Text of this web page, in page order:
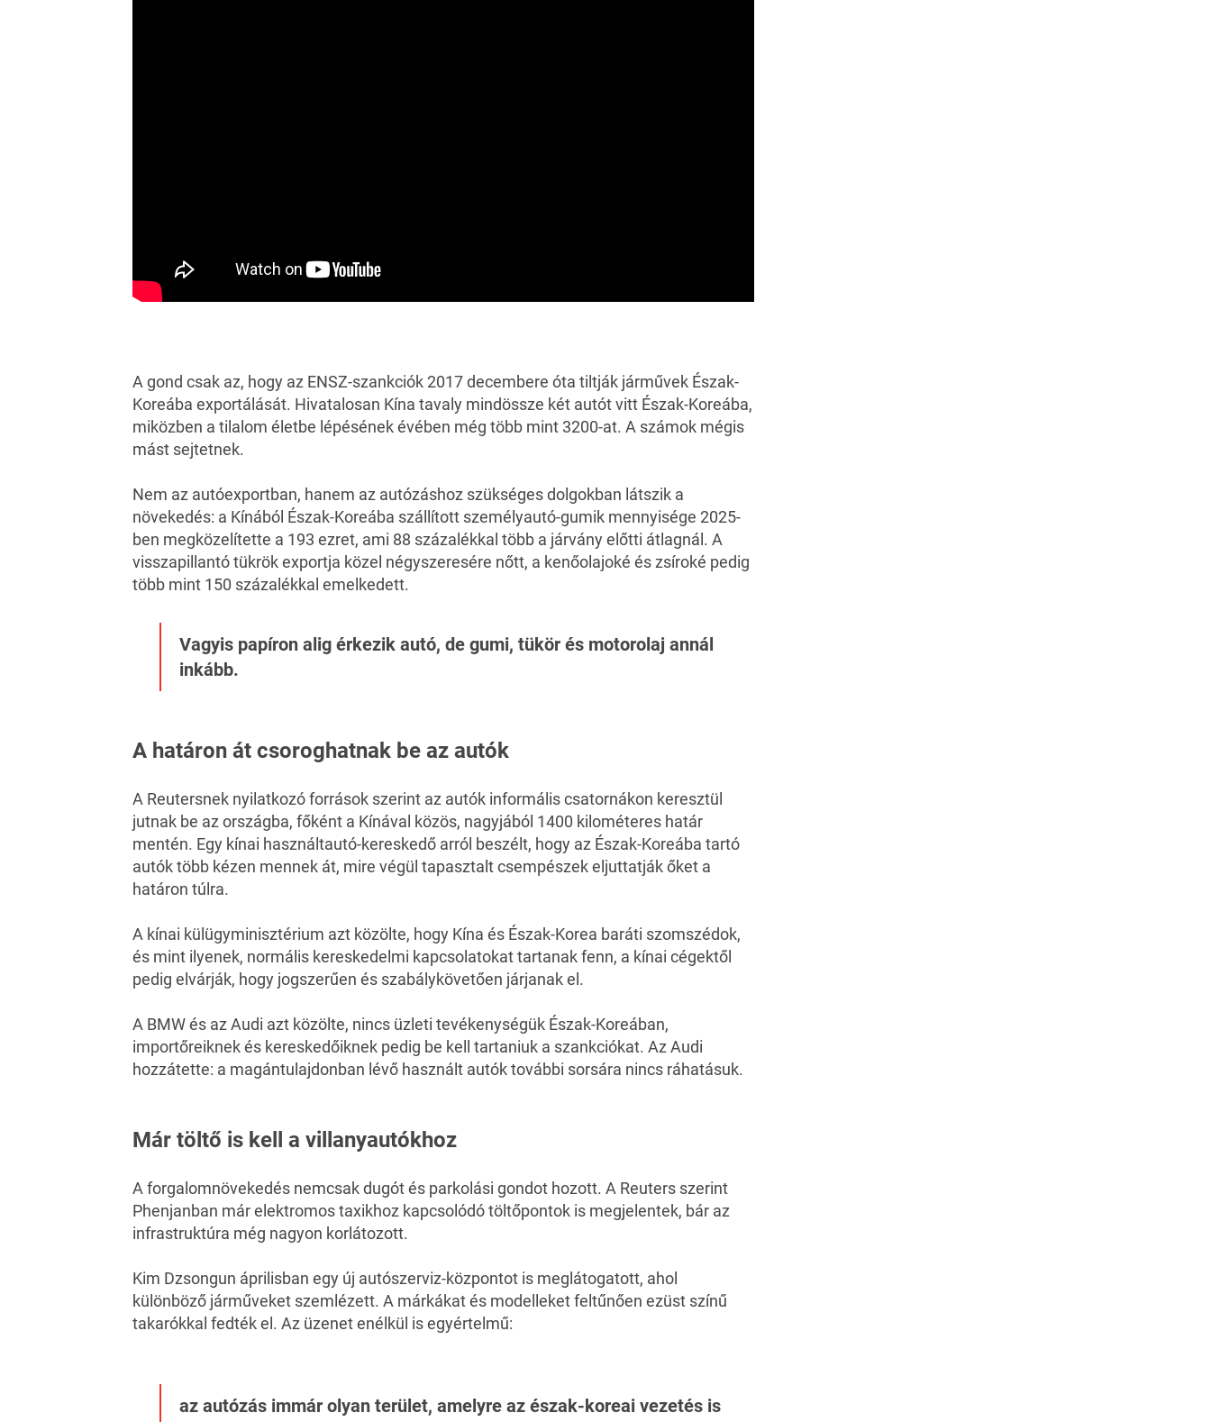
A gond csak az, hogy az ENSZ-szankciók 2017 decembere óta tiltják járművek Észak-
Koreába exportálását. Hivatalosan Kína tavaly mindössze két autót vitt Észak-Koreába,
miközben a tilalom életbe lépésének évében még több mint 3200-at. A számok mégis
mást sejtetnek.
Nem az autóexportban, hanem az autózáshoz szükséges dolgokban látszik a
növekedés: a Kínából Észak-Koreába szállított személyautó-gumik mennyisége 2025-
ben megközelítette a 193 ezret, ami 88 százalékkal több a járvány előtti átlagnál. A
visszapillantó tükrök exportja közel négyszeresére nőtt, a kenőolajoké és zsíroké pedig
több mint 150 százalékkal emelkedett.
Vagyis papíron alig érkezik autó, de gumi, tükör és motorolaj annál
inkább.
A határon át csoroghatnak be az autók
A Reutersnek nyilatkozó források szerint az autók informális csatornákon keresztül
jutnak be az országba, főként a Kínával közös, nagyjából 1400 kilométeres határ
mentén. Egy kínai használtautó-kereskedő arról beszélt, hogy az Észak-Koreába tartó
autók több kézen mennek át, mire végül tapasztalt csempészek eljuttatják őket a
határon túlra.
A kínai külügyminisztérium azt közölte, hogy Kína és Észak-Korea baráti szomszédok,
és mint ilyenek, normális kereskedelmi kapcsolatokat tartanak fenn, a kínai cégektől
pedig elvárják, hogy jogszerűen és szabálykövetően járjanak el.
A BMW és az Audi azt közölte, nincs üzleti tevékenységük Észak-Koreában,
importőreiknek és kereskedőiknek pedig be kell tartaniuk a szankciókat. Az Audi
hozzátette: a magántulajdonban lévő használt autók további sorsára nincs ráhatásuk.
Már töltő is kell a villanyautókhoz
A forgalomnövekedés nemcsak dugót és parkolási gondot hozott. A Reuters szerint
Phenjanban már elektromos taxikhoz kapcsolódó töltőpontok is megjelentek, bár az
infrastruktúra még nagyon korlátozott.
Kim Dzsongun áprilisban egy új autószerviz-központot is meglátogatott, ahol
különböző járműveket szemlézett. A márkákat és modelleket feltűnően ezüst színű
takarókkal fedték el. Az üzenet enélkül is egyértelmű:
az autózás immár olyan terület, amelyre az észak-koreai vezetés is